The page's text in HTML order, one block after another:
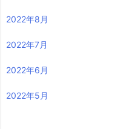
2022年8月
2022年7月
2022年6月
2022年5月